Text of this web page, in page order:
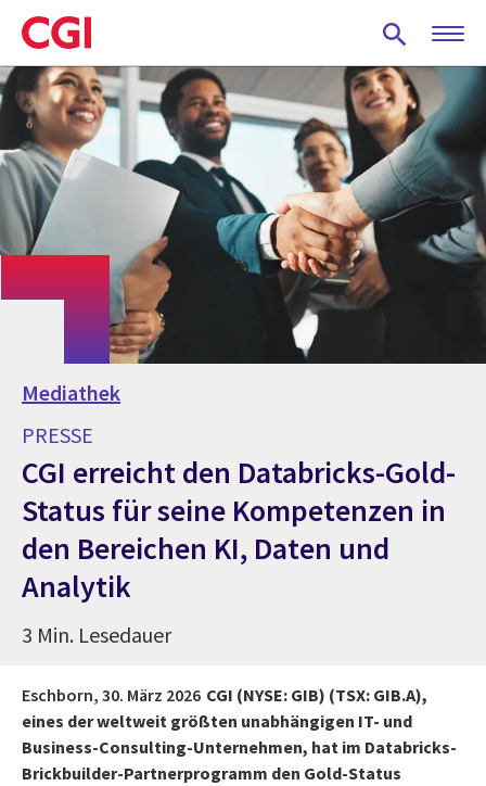
Skip
to
main
content
Mediathek
PRESSE
CGI erreicht den Databricks-Gold-
Status für seine Kompetenzen in
den Bereichen KI, Daten und
Analytik
3 Min. Lesedauer
Eschborn, 30. März 2026 CGI (NYSE: GIB) (TSX: GIB.A),
eines der weltweit größten unabhängigen IT- und
Business-Consulting-Unternehmen, hat im Databricks-
Brickbuilder-Partnerprogramm den Gold-Status